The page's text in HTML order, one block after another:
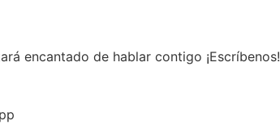
encantado de hablar contigo ¡Escríbenos!